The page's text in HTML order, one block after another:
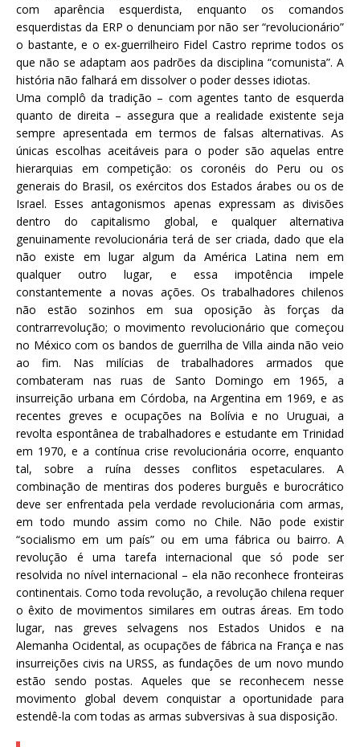
com aparência esquerdista, enquanto os comandos
esquerdistas da ERP o denunciam por não ser “revolucionário”
o bastante, e o ex-guerrilheiro Fidel Castro reprime todos os
que não se adaptam aos padrões da disciplina “comunista”. A
história não falhará em dissolver o poder desses idiotas.
Uma complô da tradição – com agentes tanto de esquerda
quanto de direita – assegura que a realidade existente seja
sempre apresentada em termos de falsas alternativas. As
únicas escolhas aceitáveis para o poder são aquelas entre
hierarquias em competição: os coronéis do Peru ou os
generais do Brasil, os exércitos dos Estados árabes ou os de
Israel. Esses antagonismos apenas expressam as divisões
dentro do capitalismo global, e qualquer alternativa
genuinamente revolucionária terá de ser criada, dado que ela
não existe em lugar algum da América Latina nem em
qualquer outro lugar, e essa impotência impele
constantemente a novas ações. Os trabalhadores chilenos
não estão sozinhos em sua oposição às forças da
contrarrevolução; o movimento revolucionário que começou
no México com os bandos de guerrilha de Villa ainda não veio
ao fim. Nas milícias de trabalhadores armados que
combateram nas ruas de Santo Domingo em 1965, a
insurreição urbana em Córdoba, na Argentina em 1969, e as
recentes greves e ocupações na Bolívia e no Uruguai, a
revolta espontânea de trabalhadores e estudante em Trinidad
em 1970, e a contínua crise revolucionária ocorre, enquanto
tal, sobre a ruína desses conflitos espetaculares. A
combinação de mentiras dos poderes burguês e burocrático
deve ser enfrentada pela verdade revolucionária com armas,
em todo mundo assim como no Chile. Não pode existir
“socialismo em um país” ou em uma fábrica ou bairro. A
revolução é uma tarefa internacional que só pode ser
resolvida no nível internacional – ela não reconhece fronteiras
continentais. Como toda revolução, a revolução chilena requer
o êxito de movimentos similares em outras áreas. Em todo
lugar, nas greves selvagens nos Estados Unidos e na
Alemanha Ocidental, as ocupações de fábrica na França e nas
insurreições civis na URSS, as fundações de um novo mundo
estão sendo postas. Aqueles que se reconhecem nesse
movimento global devem conquistar a oportunidade para
estendê-la com todas as armas subversivas à sua disposição.